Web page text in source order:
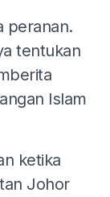
peranan.
tentukan
Islam
ketika
Johor